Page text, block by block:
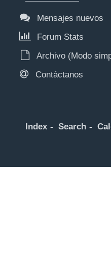
Mensajes nuevos
Forum Stats
Archivo (Modo
Contáctanos
Index Search